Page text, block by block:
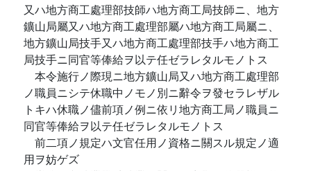
又ハ地方商工處理部技師ハ地方商工局技師ニ、地方
鑛山局屬又ハ地方商工處理部屬ハ地方商工局屬ニ、
地方鑛山局技手又ハ地方商工處理部技手ハ地方商工
局技手ニ同官等俸給ヲ以テ任ゼラレタルモノトス
本令施行ノ際現ニ地方鑛山局又ハ地方商工處理部
ノ職員ニシテ休職中ノモノ別ニ辭令ヲ發セラレザル
トキハ休職ノ儘前項ノ例ニ依リ地方商工局ノ職員ニ
同官等俸給ヲ以テ任ゼラレタルモノトス
前二項ノ規定ハ文官任用ノ資格ニ關スル規定ノ適
用ヲ妨ゲズ